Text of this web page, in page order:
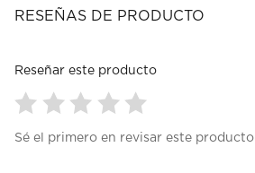
RESEÑAS DE PRODUCTO
Reseñar este producto
paraparaparaparapara
Sé el primero en revisar este producto